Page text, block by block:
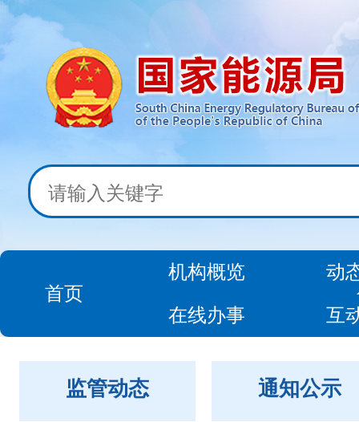
首页
机构概览
动
在线办事
互
监管动态 通知公示